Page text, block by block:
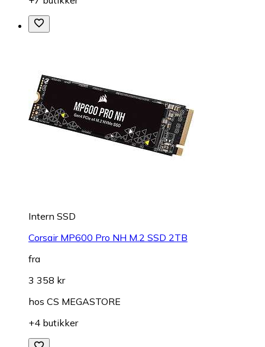
Intern SSD
Corsair MP600 Pro NH M.2 SSD 2TB
fra
3 358 kr
hos CS MEGASTORE
+4 butikker